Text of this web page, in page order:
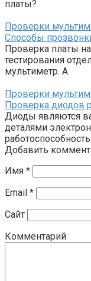
платы?
Проверки
Способы
Проверка платы
тестирования
мультиметр. А
Проверки
Проверка диодов
Диоды являются
деталями
Добавить
Имя *
Email *
Сайт
Комментарий